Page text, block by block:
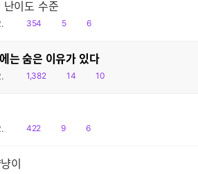
난이도 수준
읽
354
공
5
댓
6
는 숨은 이유가 있다
읽
1,382
공
14
댓
10
읽
422
공
9
댓
6
이